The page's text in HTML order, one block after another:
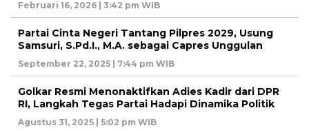
Februari 16, 2026 | 3:42 pm WIB
Partai Cinta Negeri Tantang Pilpres 2029, Usung
Samsuri, S.Pd.I., M.A. sebagai Capres Unggulan
September 22, 2025 | 7:44 pm WIB
Golkar Resmi Menonaktifkan Adies Kadir dari DPR
RI, Langkah Tegas Partai Hadapi Dinamika Politik
Agustus 31, 2025 | 5:02 pm WIB